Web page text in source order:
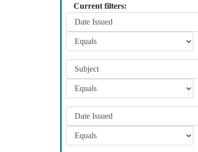
Current filters: